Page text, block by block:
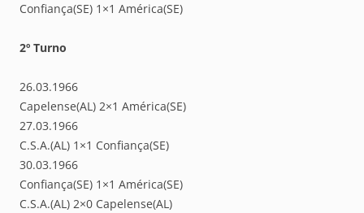
Confiança(SE) 1×1 América(SE)
2º Turno
26.03.1966
Capelense(AL) 2×1 América(SE)
27.03.1966
C.S.A.(AL) 1×1 Confiança(SE)
30.03.1966
Confiança(SE) 1×1 América(SE)
C.S.A.(AL) 2×0 Capelense(AL)